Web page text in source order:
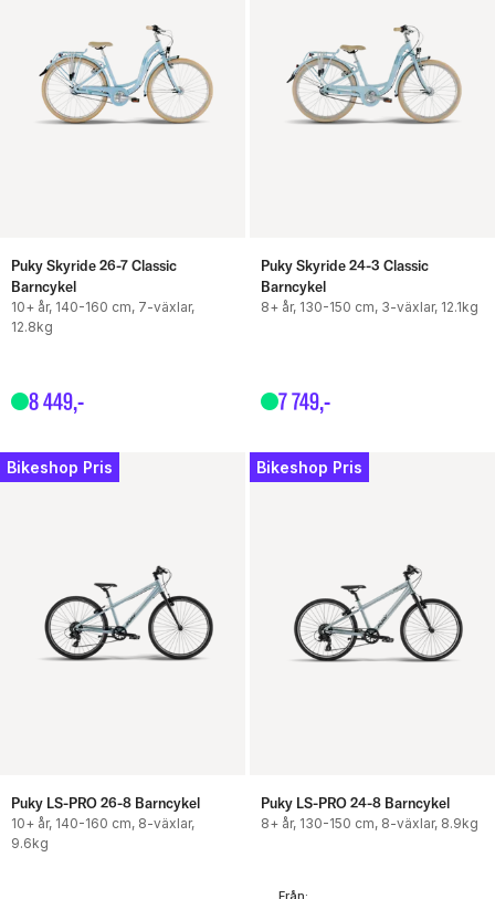
Puky Skyride 26-7 Classic
Barncykel
10+ år, 140-160 cm, 7-växlar,
12.8kg
8449,-
Puky Skyride 24-3 Classic
Barncykel
8+ år, 130-150 cm, 3-växlar, 12.1kg
7749,-
Bikeshop Pris
Puky LS-PRO 26-8 Barncykel
10+ år, 140-160 cm, 8-växlar,
9.6kg
Bikeshop Pris
Puky LS-PRO 24-8 Barncykel
8+ år, 130-150 cm, 8-växlar, 8.9kg
Från: